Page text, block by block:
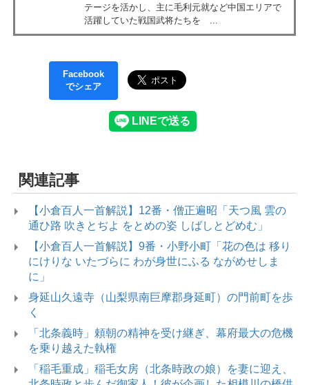
テージを活かし、主に毛利元就など中国エリアで
活躍していた戦国武将たちを ...
Facebook
でシェア
関連記事
【小倉百人一首解説】12番・僧正遍昭「天つ風 雲の
通ひ路 吹きとぢよ をとめの姿 しばしとどめむ」
【小倉百人一首解説】9番・小野小町「花の色は 移り
にけりな いたづらに わが身世にふる ながめせしま
に」
身延山久遠寺（山梨県南巨摩郡身延町）の門前町を歩
く
「北条義時」頼朝の精神を受け継ぎ、幕府最大の危機
を乗り越えた執権
「稲毛重成」稲毛女房（北条時政の娘）を妻に迎え、